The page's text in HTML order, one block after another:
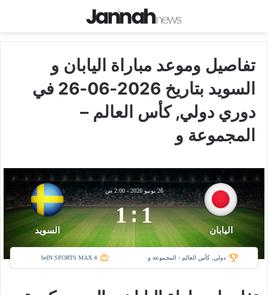
تفاصيل وموعد مباراة اليابان و
السويد بتاريخ 2026-06-26 في
دوري دولي, كأس العالم –
المجموعة و
اليابان
26 يونيو 2026 -2:00 ص
1
:
1
السويد
دولي, كأس العالم - المجموعة و beIN SPORTS MAX 4